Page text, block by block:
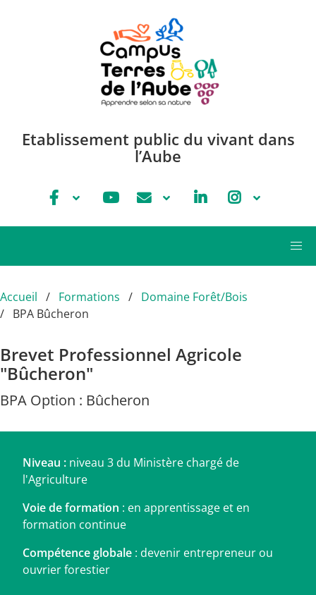
Etablissement public du vivant dans
l’Aube
Accueil Formations
Domaine Forêt/Bois
BPA Bûcheron
Brevet Professionnel Agricole
"Bûcheron"
BPA Option : Bûcheron
Niveau : niveau 3 du Ministère chargé de
l'Agriculture
Voie de formation : en apprentissage et en
formation continue
Compétence globale : devenir entrepreneur ou
ouvrier forestier